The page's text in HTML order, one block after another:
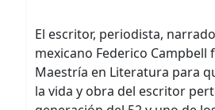
El escritor, periodista,
mexicano Federico Campbell
Maestría en Literatura para
la vida y obra del escritor